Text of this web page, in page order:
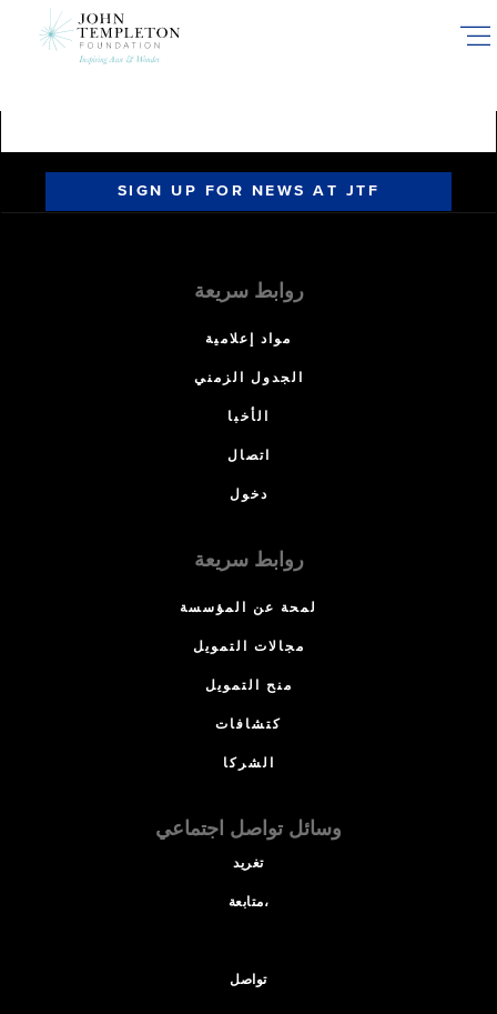
SIGN UP FOR NEWS AT JTF
روابط سريعة
مواد إعلامية
الجدول الزمني
الأخبا
اتصال
دخول
روابط سريعة
لمحة عن المؤسسة
مجالات التمويل
منح التمويل
كتشافات
الشركا
وسائل تواصل اجتماعي
تغريد
متابعة،
تواصل